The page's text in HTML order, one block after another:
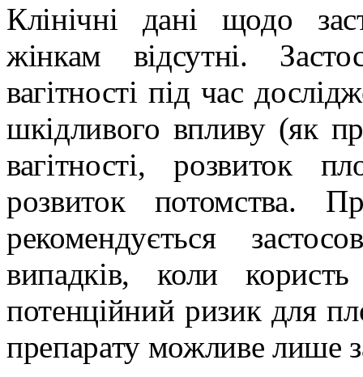
Клінічні дані щодо
жінкам відсутні.
вагітності під час
шкідливого впливу (як
вагітності, розвиток
розвиток потомства.
рекомендується
випадків, коли
потенційний ризик для
препарату можливе лише